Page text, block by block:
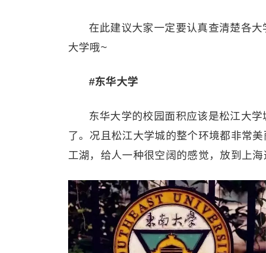
在此建议大家一定要认真查清楚各大
大学哦~
#东华大学
东华大学的校园面积应该是松江大
了。况且松江大学城的整个环境都非常
工湖，给人一种很空阔的感觉，放到上海